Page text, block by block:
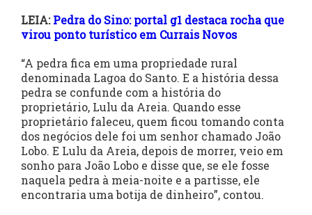
LEIA:Pedra do Sino: portal g1 destaca rocha que
virou ponto turístico em Currais Novos
“A pedra fica em uma propriedade rural
denominada Lagoa do Santo. E a história dessa
pedra se confunde com a história do
proprietário, Lulu da Areia. Quando esse
proprietário faleceu, quem ficou tomando conta
dos negócios dele foi um senhor chamado João
Lobo. E Lulu da Areia, depois de morrer, veio em
sonho para João Lobo e disse que, se ele fosse
naquela pedra à meia-noite e a partisse, ele
encontraria uma botija de dinheiro”, contou.